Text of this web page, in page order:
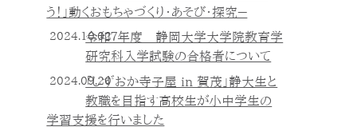
う！」動くおもちゃづくり・あそび・探究－
2024.10.02令和７年度 静岡大学大学院教育学
研究科入学試験の合格者について
2024.09.20「しずおか寺子屋 in 賀茂」静大生と
教職を目指す高校生が小中学生の
学習支援を行いました